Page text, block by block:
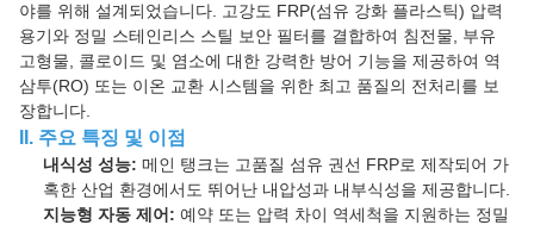
야를 위해 설계되었습니다. 고강도 FRP(섬유 강화 플라스틱) 압력
용기와 정밀 스테인리스 스틸 보안 필터를 결합하여 침전물, 부유
고형물, 콜로이드 및 염소에 대한 강력한 방어 기능을 제공하여 역
삼투(RO) 또는 이온 교환 시스템을 위한 최고 품질의 전처리를 보
장합니다.
II. 주요 특징 및 이점
내식성 성능: 메인 탱크는 고품질 섬유 권선 FRP로 제작되어 가
혹한 산업 환경에서도 뛰어난 내압성과 내부식성을 제공합니다.
지능형 자동 제어: 예약 또는 압력 차이 역세척을 지원하는 정밀